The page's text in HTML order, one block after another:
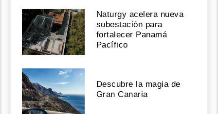
Naturgy acelera nueva
subestación para
fortalecer Panamá
Pacífico
Descubre la magia de
Gran Canaria